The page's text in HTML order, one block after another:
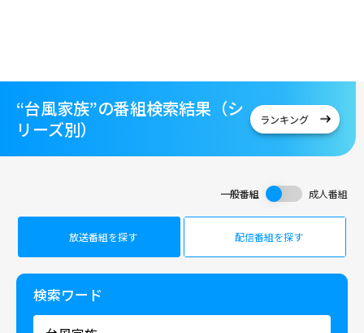
“台風家族”の番組検索結果（シ
リーズ別）
ランキング
一般番組 成人番組
放送番組を探す 配信番組を探す
検索ワード